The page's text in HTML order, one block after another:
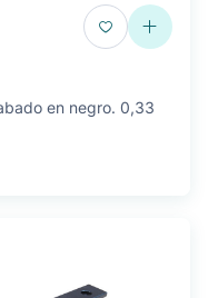
en negro. 0,33